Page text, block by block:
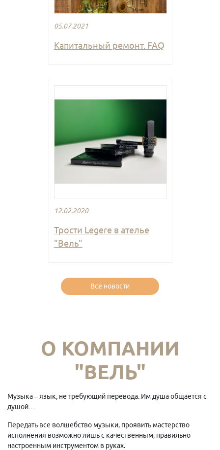
05.07.2021
Капитальный ремонт. FAQ
12.02.2020
Трости Legere в ателье
"Вель"
Все новости
О КОМПАНИИ
"ВЕЛЬ"
Музыка – язык, не требующий перевода. Им душа общается с
душой…
Передать все волшебство музыки, проявить мастерство
исполнения возможно лишь с качественным, правильно
настроенным инструментом в руках.